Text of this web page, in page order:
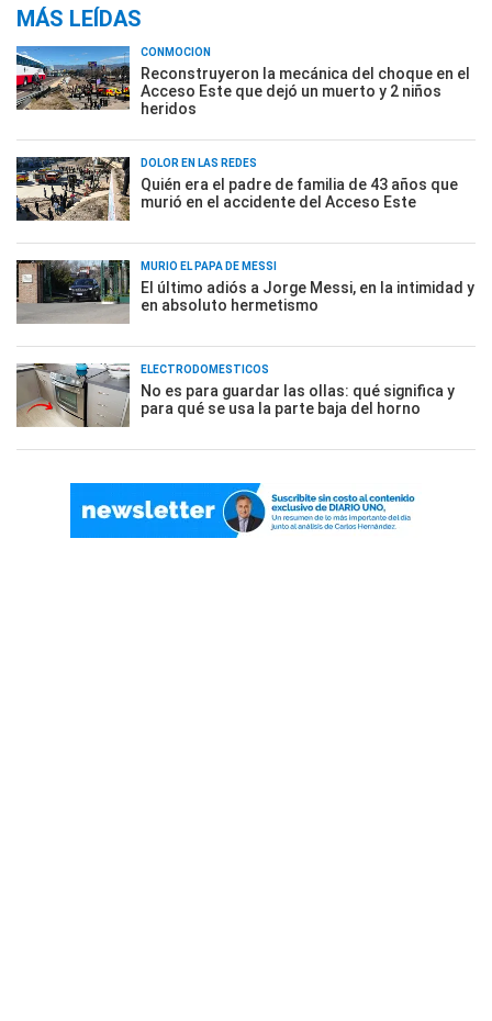
MÁS LEÍDAS
CONMOCIÓN
Reconstruyeron la mecánica del choque en el
Acceso Este que dejó un muerto y 2 niños
heridos
DOLOR EN LAS REDES
Quién era el padre de familia de 43 años que
murió en el accidente del Acceso Este
MURIÓ EL PAPÁ DE MESSI
El último adiós a Jorge Messi, en la intimidad y
en absoluto hermetismo
ELECTRODOMÉSTICOS
No es para guardar las ollas: qué significa y
para qué se usa la parte baja del horno